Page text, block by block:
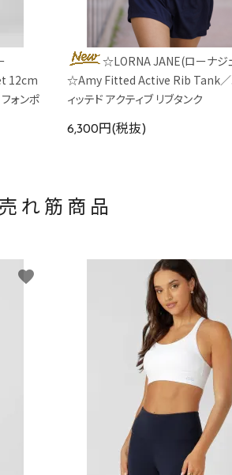
12cm
ォンポ
☆LORNA JANE(ローナジ
☆Amy Fitted Active Rib Tank／
ィッテド アクティブ リブタンク
6,300円(税抜)
売れ筋商品
favorite